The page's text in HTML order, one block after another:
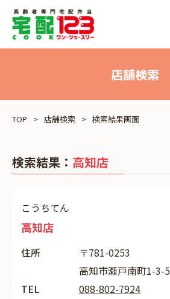
店舗検索
TOP 店舗検索 検索結果画面
検索結果： 高知店
こうちてん
高知店
住所
〒781-0253
高知市瀬戸南町1-3-5
TEL
088-802-7924